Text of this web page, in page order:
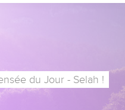
du Jour - Selah !